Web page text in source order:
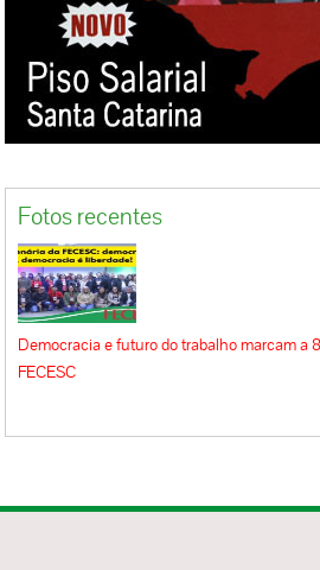
Fotos recentes
Democracia e futuro do trabalho marcam a
FECESC